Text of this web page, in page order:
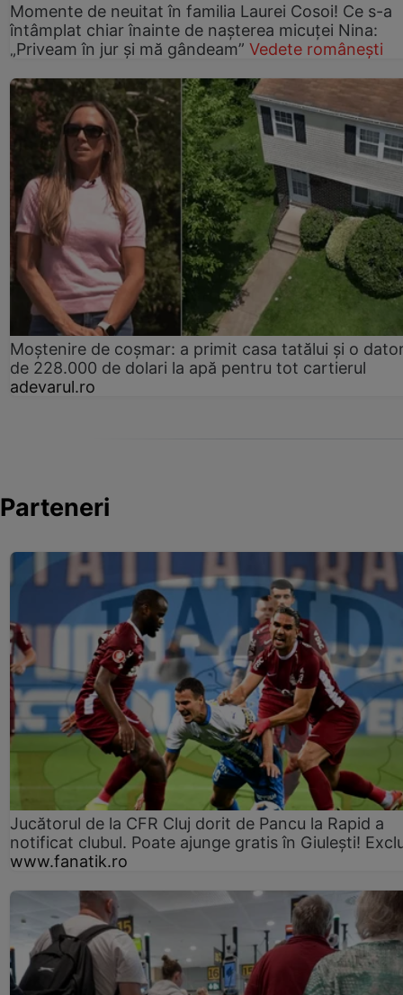
Momente de neuitat în familia Laurei Cosoi! Ce s-a
întâmplat chiar înainte de nașterea micuței Nina:
„Priveam în jur și mă gândeam” Vedete românești
Moștenire de coșmar: a primit casa tatălui și o
de 228.000 de dolari la apă pentru tot cartierul
adevarul.ro
Parteneri
Jucătorul de la CFR Cluj dorit de Pancu la Rapid a
notificat clubul. Poate ajunge gratis în Giulești!
www.fanatik.ro